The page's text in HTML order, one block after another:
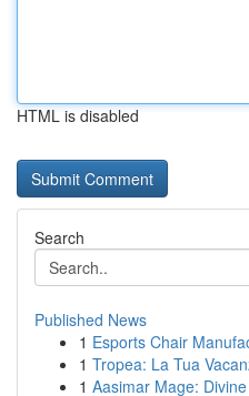
HTML is disabled
Search
Published News
1 Esports Chair
1 Tropea: La Tua
1 Aasimar Mage: